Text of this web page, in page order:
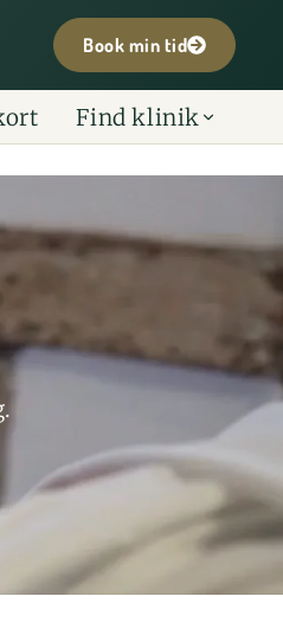
Book min tid
Find klinik